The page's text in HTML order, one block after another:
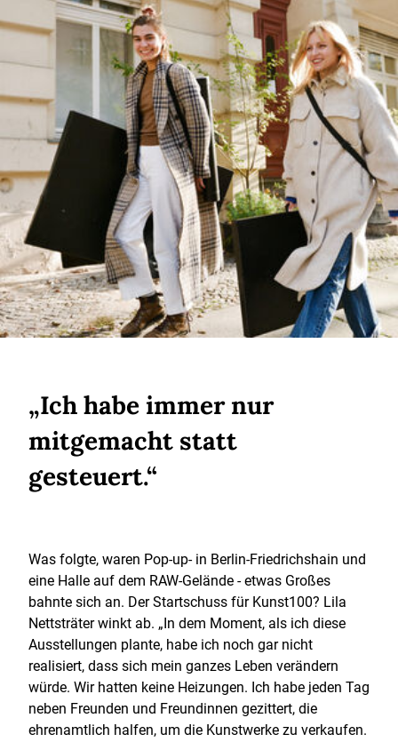
„Ich habe immer nur
mitgemacht statt
gesteuert.“
Was folgte, waren Pop-up- in Berlin-Friedrichshain und
eine Halle auf dem RAW-Gelände - etwas Großes
bahnte sich an. Der Startschuss für Kunst100? Lila
Nettsträter winkt ab. „In dem Moment, als ich diese
Ausstellungen plante, habe ich noch gar nicht
realisiert, dass sich mein ganzes Leben verändern
würde. Wir hatten keine Heizungen. Ich habe jeden Tag
neben Freunden und Freundinnen gezittert, die
ehrenamtlich halfen, um die Kunstwerke zu verkaufen.